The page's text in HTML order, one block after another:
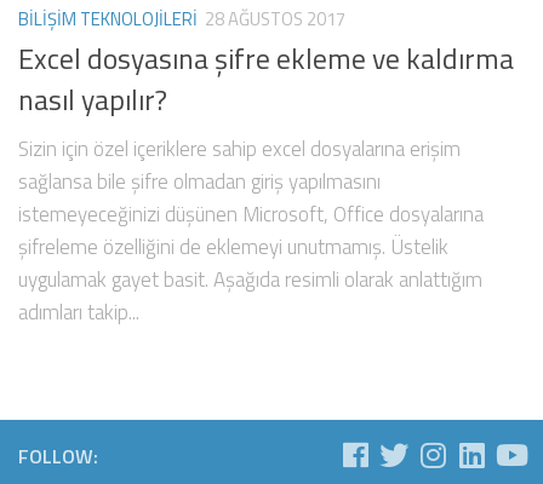
BILIŞIM TEKNOLOJILERI 28 AĞUSTOS 2017
Excel dosyasına şifre ekleme ve kaldırma
nasıl yapılır?
Sizin için özel içeriklere sahip excel dosyalarına erişim
sağlansa bile şifre olmadan giriş yapılmasını
istemeyeceğinizi düşünen Microsoft, Office dosyalarına
şifreleme özelliğini de eklemeyi unutmamış. Üstelik
uygulamak gayet basit. Aşağıda resimli olarak anlattığım
adımları takip...
FOLLOW: